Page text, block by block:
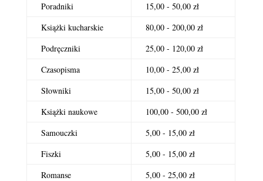
Poradniki
15,00 - 50,00 zł
Książki kucharskie
80,00 - 200,00 zł
Podręczniki
25,00 - 120,00 zł
Czasopisma
10,00 - 25,00 zł
Słowniki
15,00 - 50,00 zł
Książki naukowe
100,00 - 500,00 zł
Samouczki
5,00 - 15,00 zł
Fiszki
5,00 - 15,00 zł
Romanse
5,00 - 25,00 zł